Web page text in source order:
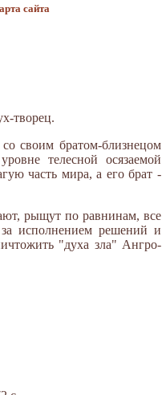
сайта
творец.
своим братом-близнецом
телесной осязаемой
часть мира, а его брат -
рыщут по равнинам, все
исполнением решений и
"духа зла" Ангро-